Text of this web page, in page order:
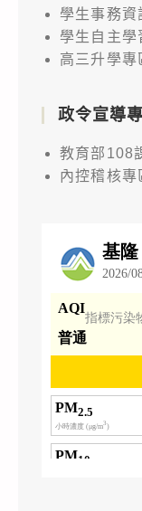
學生事務資
學生自主學
高三升學專
政令宣導
教育部108
內控稽核專